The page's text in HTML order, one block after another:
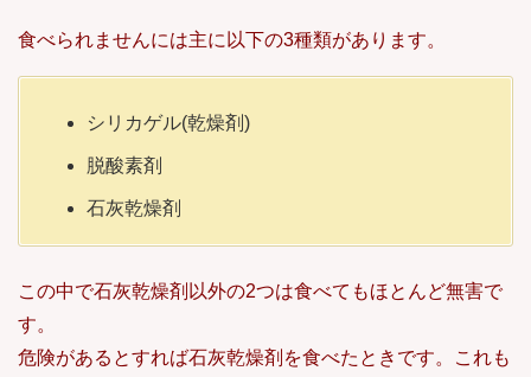
食べられませんには主に以下の3種類があります。
シリカゲル(乾燥剤)
脱酸素剤
石灰乾燥剤
この中で石灰乾燥剤以外の2つは食べてもほとんど無害で
す。
危険があるとすれば石灰乾燥剤を食べたときです。これも